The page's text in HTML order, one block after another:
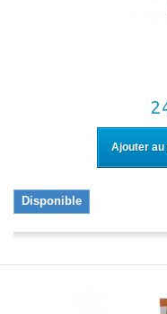
Ajouter au
Disponible